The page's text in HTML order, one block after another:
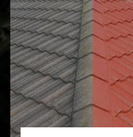
Nettoyage et
ravalement de
façade 31